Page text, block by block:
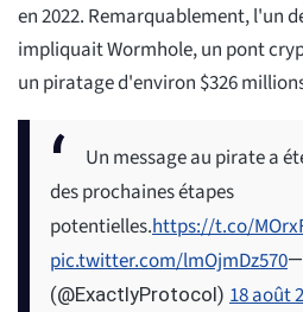
en 2022. Remarquablement, l'un
impliquait Wormhole, un pont
un piratage d'environ $326
Un message au pirate a
des prochaines étapes
potentielles.https://t.co/
pic.twitter.com/lmOjmDz570
(@ExactlyProtocol) 18 août